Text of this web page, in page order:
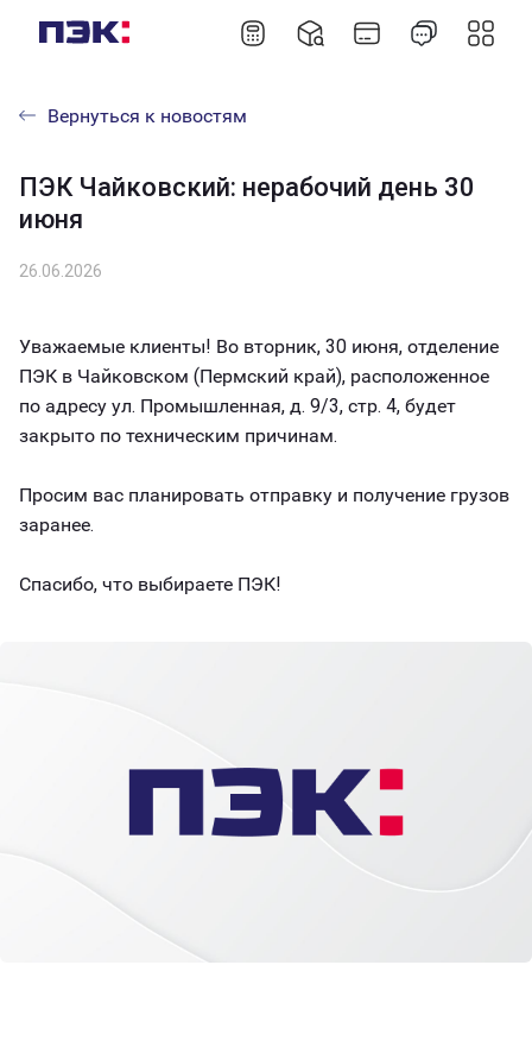
Вернуться к новостям
ПЭК Чайковский: нерабочий день 30
июня
26.06.2026
Уважаемые клиенты! Во вторник, 30 июня, отделение
ПЭК в Чайковском (Пермский край), расположенное
по адресу ул. Промышленная, д. 9/3, стр. 4, будет
закрыто по техническим причинам.
Просим вас планировать отправку и получение грузов
заранее.
Спасибо, что выбираете ПЭК!